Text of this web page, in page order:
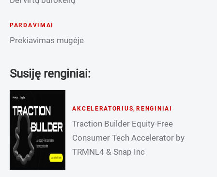
PARDAVIMAI
Prekiavimas mugėje
Susiję renginiai:
AKCELERATORIUS, RENGINIAI
Traction Builder Equity-Free
Consumer Tech Accelerator by
TRMNL4 & Snap Inc